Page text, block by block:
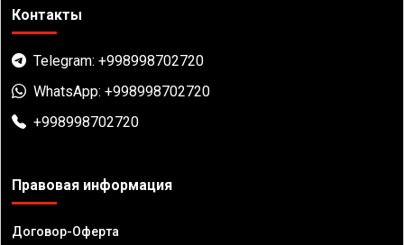
Контакты
Telegram: +998998702720
WhatsApp: +998998702720
+998998702720
Правовая информация
Договор-Оферта